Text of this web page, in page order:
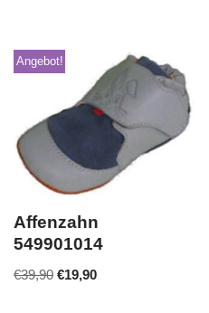
Angebot!
Affenzahn
549901014
€39,90 €19,90